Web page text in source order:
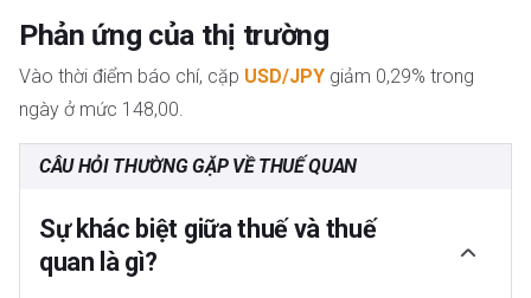
Phản ứng của thị trường
Vào thời điểm báo chí, cặp USD/JPY giảm 0,29% trong
ngày ở mức 148,00.
CÂU HỎI THƯỜNG GẶP VỀ THUẾ QUAN
Sự khác biệt giữa thuế và thuế
quan là gì?